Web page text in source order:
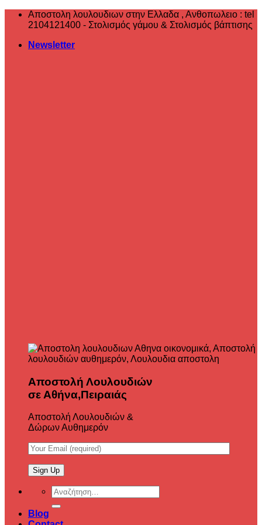
ΜετάβασηΑποστολη λουλουδιων στην Ελλαδα , ‎Ανθοπωλειο : tel
2104121400 - Στολισμός γάμου & Στολισμός βάπτισης
Newsletter
Αποστολή Λουλουδιών
σε Αθήνα,Πειραιάς
Αποστολή Λουλουδιών &
Δώρων Αυθημερόν
Αναζήτηση
για:
Blog